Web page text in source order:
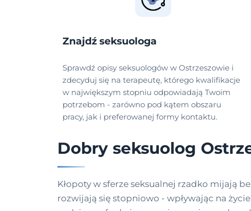
Znajdź seksuologa
Sprawdź opisy seksuologów w Ostrzeszowie i
zdecyduj się na terapeutę, którego kwalifikacje
w największym stopniu odpowiadają Twoim
potrzebom - zarówno pod kątem obszaru
pracy, jak i preferowanej formy kontaktu.
Dobry seksuolog
Kłopoty w sferze seksualnej rzadko mijają
rozwijają się stopniowo - wpływając na